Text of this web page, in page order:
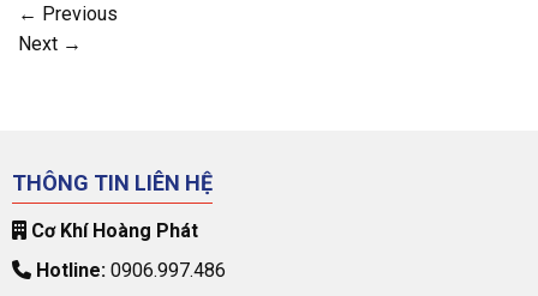
← Previous
Next →
THÔNG TIN LIÊN HỆ
Cơ Khí Hoàng Phát
Hotline:0906.997.486